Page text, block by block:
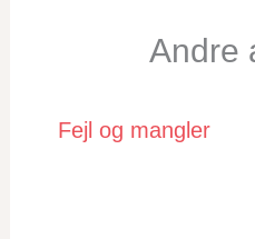
Andre
Fejl og mangler